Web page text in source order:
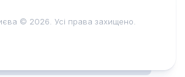
© 2026. Усі права захищено.